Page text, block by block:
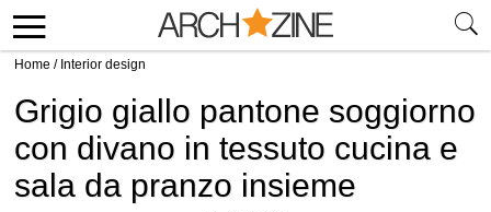
Home / Interior design
Grigio giallo pantone soggiorno
con divano in tessuto cucina e
sala da pranzo insieme